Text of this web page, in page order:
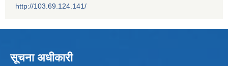
http://103.69.124.141/
सूचना अधीकारी